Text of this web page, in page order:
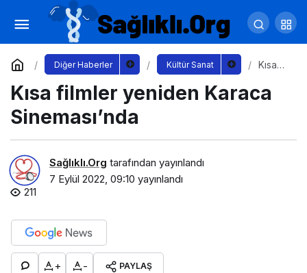
Diğer Haberler Kültür Sanat
Kısa
yenide
n
Kısa filmler yeniden Karaca
Sineması’nda
Sağlıklı.Org tarafından yayınlandı
7 Eylül 2022, 09:10 yayınlandı
211
+ - PAYLAŞ
Şehre Dönüşün En Renkli Hali Bilkent
Center’da
Yorum Yap Paylaş